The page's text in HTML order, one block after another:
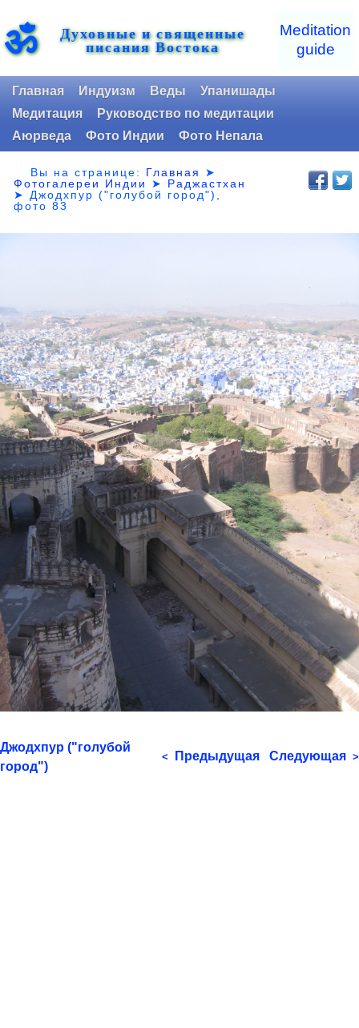
ॐ Духовные и священные
писания Востока
Meditation
guide
Главная Индуизм Веды
Упанишады
Медитация
Руководство по медитации
Аюрведа
Фото Индии Фото Непала
Вы на странице: Главная
➤
Фотогалереи Индии
➤ Раджастхан
➤ Джодхпур ("голубой город"),
фото 83
Джодхпур ("голубой
город")
< Предыдущая Следующая >